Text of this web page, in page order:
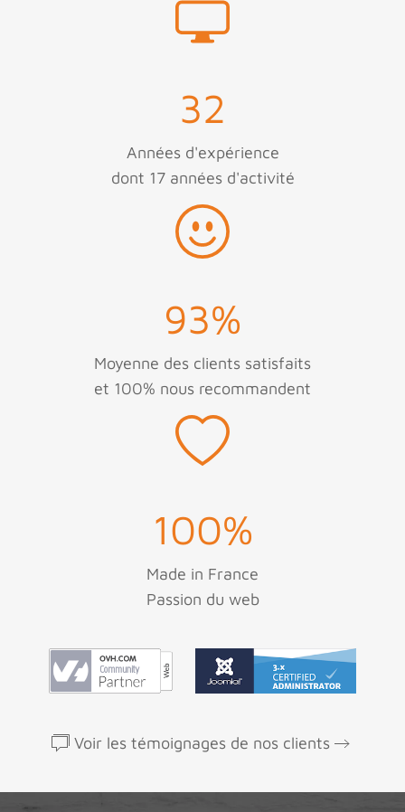
32
Années d'expérience
dont 17 années d'activité
93%
Moyenne des clients satisfaits
et 100% nous recommandent
100%
Made in France
Passion du web
Voir les témoignages de nos clients